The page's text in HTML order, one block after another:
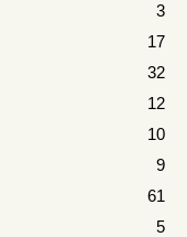
3
17
32
12
10
9
61
5